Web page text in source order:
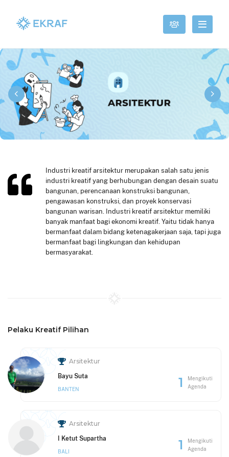
Industri kreatif arsitektur merupakan salah satu jenis
industri kreatif yang berhubungan dengan desain suatu
bangunan, perencanaan konstruksi bangunan,
pengawasan konstruksi, dan proyek konservasi
bangunan warisan. Industri kreatif arsitektur memiliki
banyak manfaat bagi ekonomi kreatif. Yaitu tidak hanya
bermanfaat dalam bidang ketenagakerjaan saja, tapi juga
bermanfaat bagi lingkungan dan kehidupan
bermasyarakat.
Pelaku Kreatif Pilihan
Arsitektur
Bayu Suta
BANTEN 1
Mengikuti
Agenda
Arsitektur
I Ketut Supartha
BALI 1
Mengikuti
Agenda